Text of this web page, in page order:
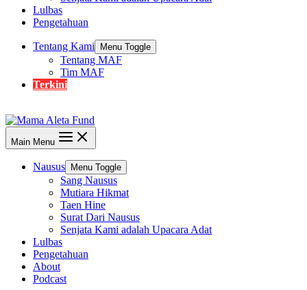
Lulbas
Pengetahuan
Tentang Kami Menu Toggle
Tentang MAF
Tim MAF
Terkini
Main Menu
Nausus Menu Toggle
Sang Nausus
Mutiara Hikmat
Taen Hine
Surat Dari Nausus
Senjata Kami adalah Upacara Adat
Lulbas
Pengetahuan
About
Podcast